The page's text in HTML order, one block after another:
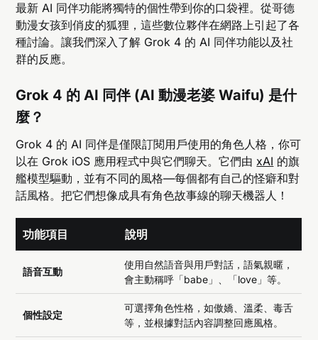
最新 AI 同伴功能將獨特的個性帶到你的口袋裡。從哥德
動漫女孩到俏皮的狐狸，這些數位夥伴在網路上引起了各
種討論。讓我們深入了解 Grok 4 的 AI 同伴功能以及社
群的反應。
Grok 4 的 AI 同伴 (AI 動漫老婆 Waifu) 是什
麼？
Grok 4 的 AI 同伴是僅限訂閱用戶使用的角色人格，你可
以在 Grok iOS 應用程式中與它們聊天。它們由xAI 的旗
艦模型驅動，並有不同的風格—每個都有自己的怪癖和對
話風格。把它們想像成具有角色故事線的聊天機器人！
功能項目 說明
語音互動
使用自然語音與用戶對話，語氣親暱，
會主動稱呼「babe」、「love」等。
個性設定
可選擇角色性格，如傲嬌、溫柔、毒舌
等，並根據對話內容調整回應風格。